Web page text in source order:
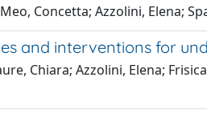
Concetta; Azzolini, Elena;
and interventions for
Chiara; Azzolini, Elena;